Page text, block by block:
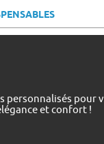
personnalisés pour
et confort !